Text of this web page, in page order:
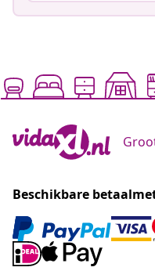
Beschikbare